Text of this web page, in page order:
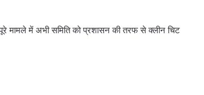
मामले में अभी समिति को प्रशासन की तरफ से क्लीन चिट